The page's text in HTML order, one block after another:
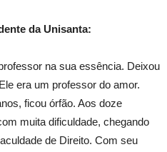
da Unisanta:
na sua essência. Deixou
era um professor do amor.
ficou órfão. Aos doze
muita dificuldade, chegando
de Direito. Com seu